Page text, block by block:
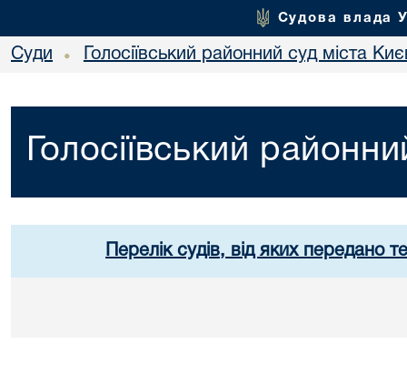
Судова влада
Суди • Голосіївський районний суд міста
Голосіївський
Перелік судів, від яких передано